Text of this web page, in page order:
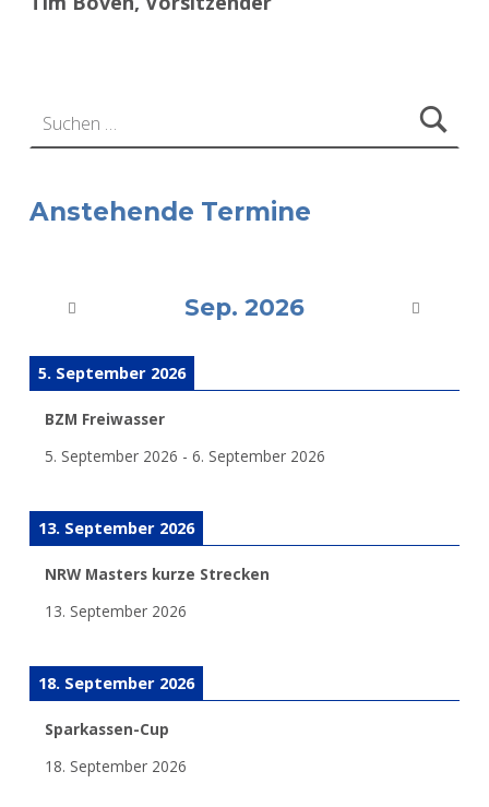
Anstehende Termine
Sep. 2026
5. September 2026
BZM Freiwasser
5. September 2026 - 6. September 2026
13. September 2026
NRW Masters kurze Strecken
13. September 2026
18. September 2026
Sparkassen-Cup
18. September 2026